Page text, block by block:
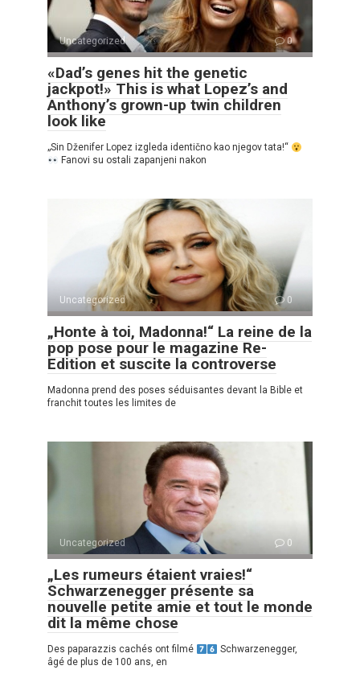
Uncategorized 0
«Dad’s genes hit the genetic
jackpot!» This is what Lopez’s and
Anthony’s grown-up twin children
look like
„Sin Dženifer Lopez izgleda identično kao njegov tata!“
Fanovi su ostali zapanjeni nakon
Uncategorized 0
„Honte à toi, Madonna!“ La reine de la
pop pose pour le magazine Re-
Edition et suscite la controverse
Madonna prend des poses séduisantes devant la Bible et
franchit toutes les limites de
Uncategorized 0
„Les rumeurs étaient vraies!“
Schwarzenegger présente sa
nouvelle petite amie et tout le monde
dit la même chose
Des paparazzis cachés ont filmé
Schwarzenegger,
âgé de plus de 100 ans, en